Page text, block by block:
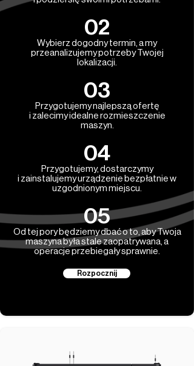
02
Wybierz dogodny termin, a my
przeanalizujemy potrzeby Twojej
lokalizacji.
03
Przygotujemy najlepszą ofertę
i zalecimy idealne rozmieszczenie
maszyn.
04
Przygotujemy, dostarczymy
i zainstalujemy urządzenie bezpłatnie w
uzgodnionym miejscu.
05
Od tej pory będziemy dbać o to, aby Twoja
maszyna była stale zaopatrywana, a
operacje przebiegały sprawnie.
Rozpocznij